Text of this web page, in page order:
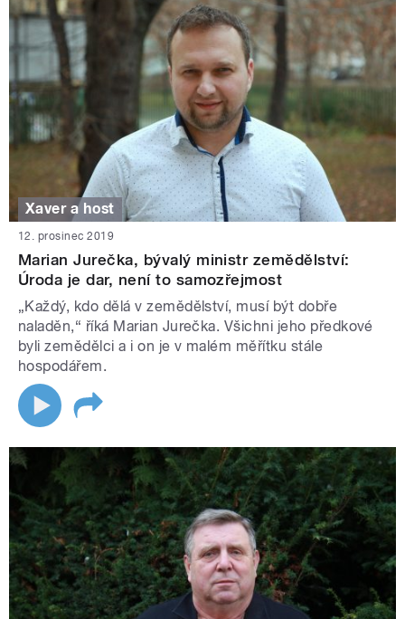
Xaver a host
12. prosinec 2019
Marian Jurečka, bývalý ministr zemědělství:
Úroda je dar, není to samozřejmost
„Každý, kdo dělá v zemědělství, musí být dobře
naladěn,“ říká Marian Jurečka. Všichni jeho předkové
byli zemědělci a i on je v malém měřítku stále
hospodářem.